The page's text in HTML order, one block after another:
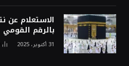
بالرقم القومي
31 أكتوبر، 2025